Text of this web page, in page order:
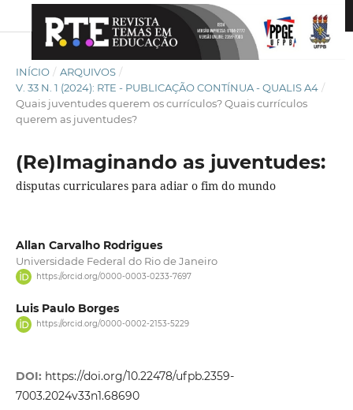
INÍCIO / ARQUIVOS /
V. 33 N. 1 (2024): RTE - PUBLICAÇÃO CONTÍNUA - QUALIS A4 /
Quais juventudes querem os currículos? Quais currículos
querem as juventudes?
(Re)Imaginando as juventudes:
disputas curriculares para adiar o fim do mundo
Allan Carvalho Rodrigues
Universidade Federal do Rio de Janeiro
https://orcid.org/0000-0003-0233-7697
Luis Paulo Borges
https://orcid.org/0000-0002-2153-5229
DOI: https://doi.org/10.22478/ufpb.2359-
7003.2024v33n1.68690